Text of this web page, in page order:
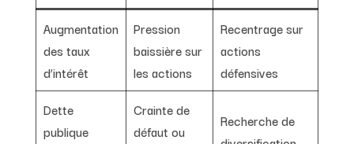
Augmentation
des taux
d’intérêt
Pression
baissière sur
les actions
Recentrage sur
actions
défensives
Dette
publique
Crainte de
défaut ou
Recherche de